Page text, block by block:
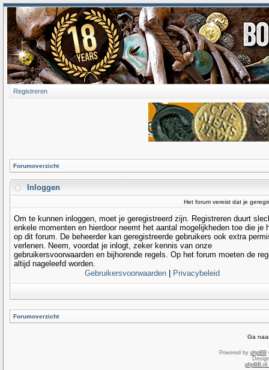
Registreren
Forumoverzicht
Inloggen
Het forum vereist dat je
Om te kunnen inloggen, moet je geregistreerd zijn. Registreren duurt
enkele momenten en hierdoor neemt het aantal mogelijkheden toe die je
op dit forum. De beheerder kan geregistreerde gebruikers ook extra
verlenen. Neem, voordat je inlogt, zeker kennis van onze
gebruikersvoorwaarden en bijhorende regels. Op het forum moeten de
altijd nageleefd worden.
Gebruikersvoorwaarden
Privacybeleid
Forumoverzicht
Ga
Powered by phpBB
phpBB.nl